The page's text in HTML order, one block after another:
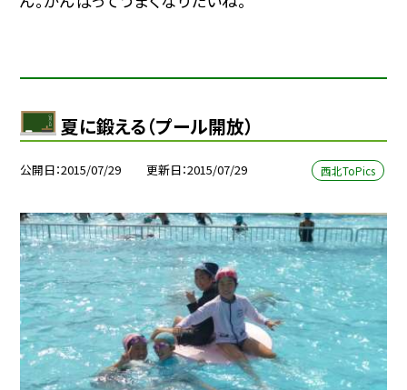
夏に鍛える（プール開放）
公開日 2015/07/29 更新日 2015/07/29 西北ToPics